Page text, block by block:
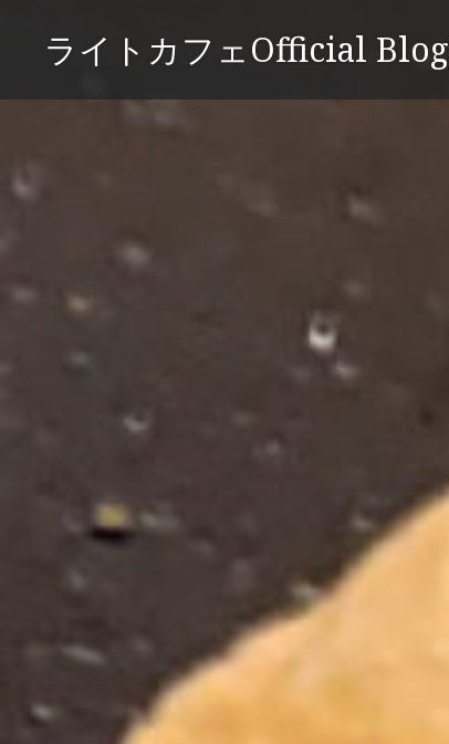
ン
ス
ライトカフェOfficial Blog